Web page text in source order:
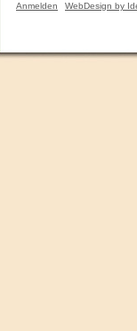
Anmelden WebDesign by